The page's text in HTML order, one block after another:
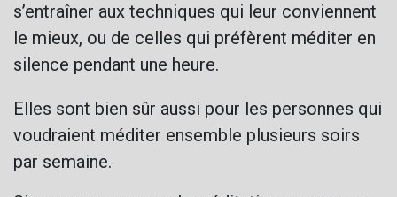
s’entraîner aux techniques qui leur conviennent
le mieux, ou de celles qui préfèrent méditer en
silence pendant une heure.
Elles sont bien sûr aussi pour les personnes qui
voudraient méditer ensemble plusieurs soirs
par semaine.